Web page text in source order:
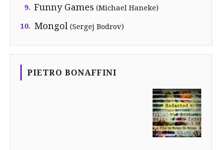
9. Funny Games (Michael Haneke)
10. Mongol (Sergej Bodrov)
PIETRO BONAFFINI